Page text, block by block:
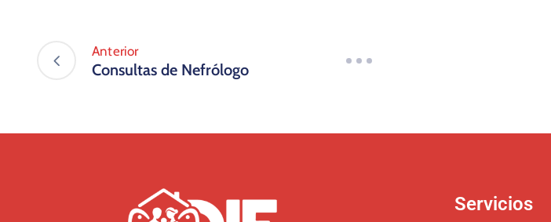
Anterior
Consultas de Nefrólogo
Servicios